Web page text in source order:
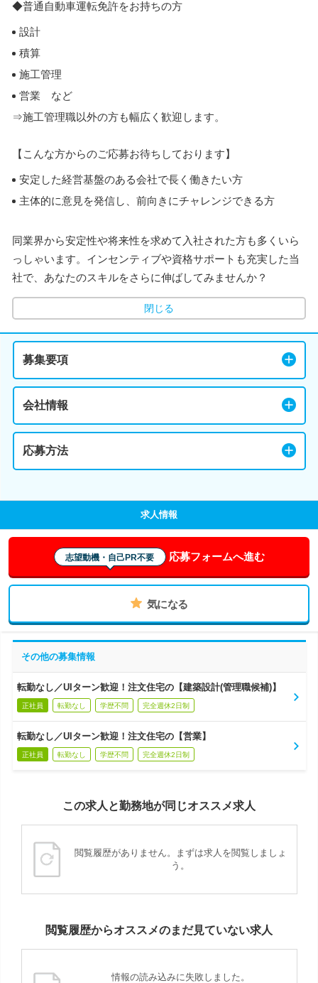
◆普通自動車運転免許をお持ちの方
設計
積算
施工管理
営業 など
⇒施工管理職以外の方も幅広く歓迎します。
【こんな方からのご応募お待ちしております】
安定した経営基盤のある会社で長く働きたい方
主体的に意見を発信し、前向きにチャレンジできる方
同業界から安定性や将来性を求めて入社された方も多くいら
っしゃいます。インセンティブや資格サポートも充実した当
社で、あなたのスキルをさらに伸ばしてみませんか？
閉じる
募集要項
会社情報
応募方法
求人情報
志望動機・自己PR不要 応募フォームへ進む
気になる
その他の募集情報
転勤なし／UIターン歓迎！注文住宅の【建築設計(管理職候補)】
正社員 転勤なし 学歴不問 完全週休2日制
転勤なし／UIターン歓迎！注文住宅の【営業】
正社員 転勤なし 学歴不問 完全週休2日制
この求人と勤務地が同じオススメ求人
閲覧履歴がありません。まずは求人を閲覧しましょ
う。
閲覧履歴からオススメのまだ見ていない求人
情報の読み込みに失敗しました。